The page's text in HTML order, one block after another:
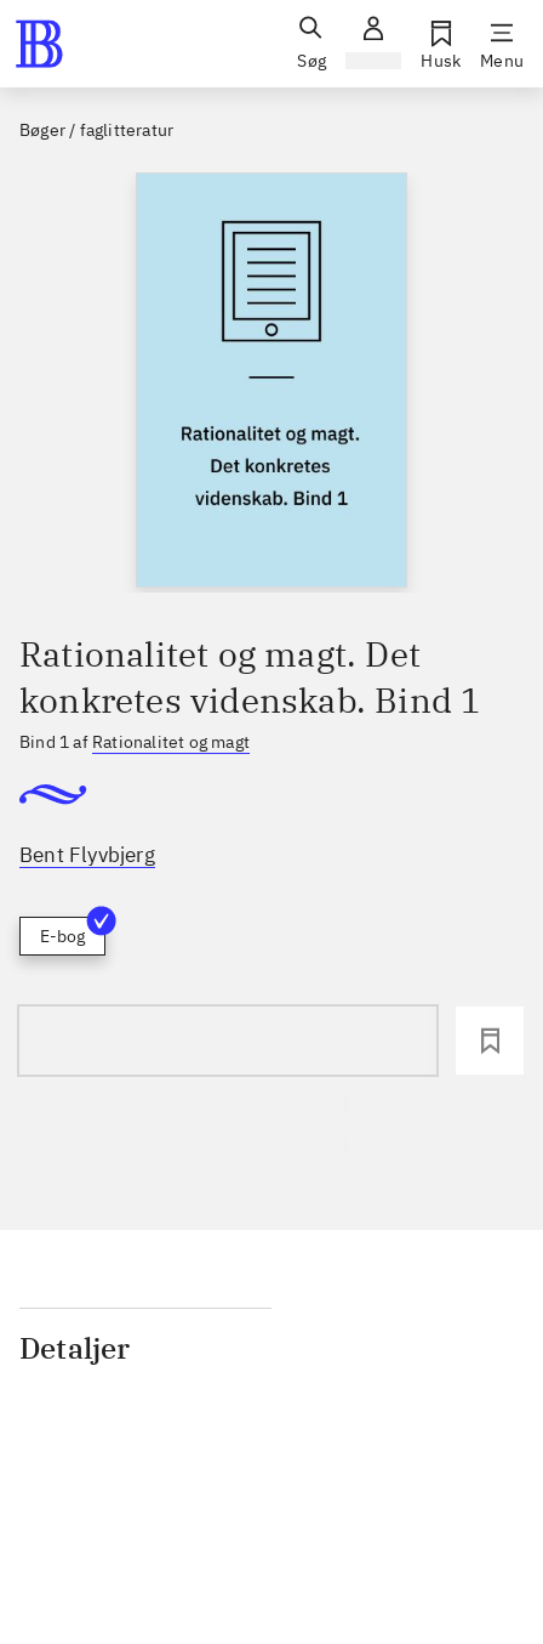
Søg Husk Menu
Bøger / faglitteratur
Rationalitet og magt. Det
konkretes videnskab. Bind 1
Bind 1 af Rationalitet og magt
Bent Flyvbjerg
E-bog
Detaljer